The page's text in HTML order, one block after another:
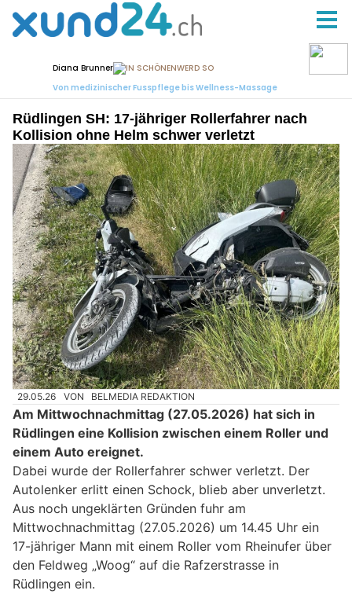
Rüdlingen SH: 17-jähriger Rollerfahrer nach
Kollision ohne Helm schwer verletzt
29.05.26 VON BELMEDIA REDAKTION
Am Mittwochnachmittag (27.05.2026) hat sich in
Rüdlingen eine Kollision zwischen einem Roller und
einem Auto ereignet.
Dabei wurde der Rollerfahrer schwer verletzt. Der
Autolenker erlitt einen Schock, blieb aber unverletzt.
Aus noch ungeklärten Gründen fuhr am
Mittwochnachmittag (27.05.2026) um 14.45 Uhr ein
17-jähriger Mann mit einem Roller vom Rheinufer über
den Feldweg „Woog“ auf die Rafzerstrasse in
Rüdlingen ein.